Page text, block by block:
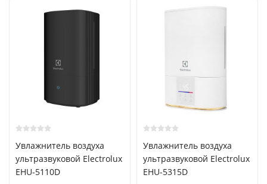
Увлажнитель воздуха
ультразвуковой Electrolux
EHU-5110D
Увлажнитель воздуха
ультразвуковой Electrolux
EHU-5315D